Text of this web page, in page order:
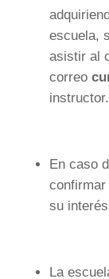
escuela,
asistir al
correo
instructor.
En caso
su
La